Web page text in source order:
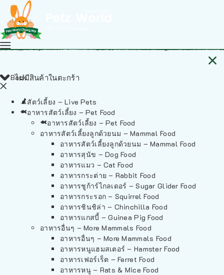
ไม่มีสินค้าในตะกร้า
Back
สัตว์เลี้ยง – Live Pets
อาหารสัตว์เลี้ยง – Pet Food
อาหารสัตว์เลี้ยง – Pet Food
อาหารสัตว์เลี้ยงลูกด้วยนม – Mammal Food
อาหารสัตว์เลี้ยงลูกด้วยนม – Mammal Food
อาหารสุนัข – Dog Food
อาหารแมว – Cat Food
อาหารกระต่าย – Rabbit Food
อาหารชูก้าร์ไกลเดอร์ – Sugar Glider Food
อาหารกระรอก – Squirrel Food
อาหารชินชิล่า – Chinchilla Food
อาหารแกสบี้ – Guinea Pig Food
อาหารอื่นๆ – More Mammals Food
อาหารอื่นๆ – More Mammals Food
อาหารหนูแฮมสเตอร์ – Hamster Food
อาหารเฟอร์เร็ต – Ferret Food
อาหารหนู – Rats & Mice Food